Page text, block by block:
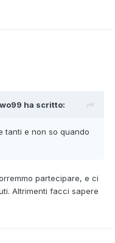
ha scritto:
tanti e non so quando
partecipare, e ci
Altrimenti facci sapere